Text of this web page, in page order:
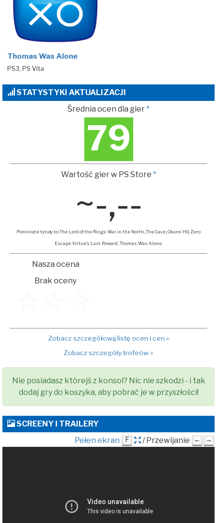
Thomas Was Alone
PS3, PS Vita
STATYSTYKI AKTUALIZACJI
Średnia ocen dla gier*
79
Wartość gier w PS Store *
~-,--
Pominięte tytuły to: The Lord of the Rings: War in the North, The Cave, Okami HD, Zero
Escape: Virtue’s Last Reward, Thomas Was Alone.
Nasza ocena
Brak oceny
Zobacz szczegółową listę ocen i cen »
Zobacz szczegóły trofeów »
Nie posiadasz którejś z konsol? Nic nie szkodzi - i tak
dodaj gry do koszyka, aby pobrać je w przyszłości!
SCREENY I TRAILERY
Pełen ekran
F / Przewijanie ← →